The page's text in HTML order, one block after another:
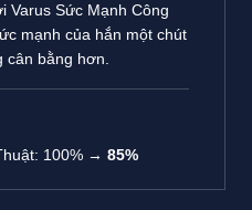
Varus Sức Mạnh Công
mạnh của hắn một chút
bằng hơn.
100% → 85%